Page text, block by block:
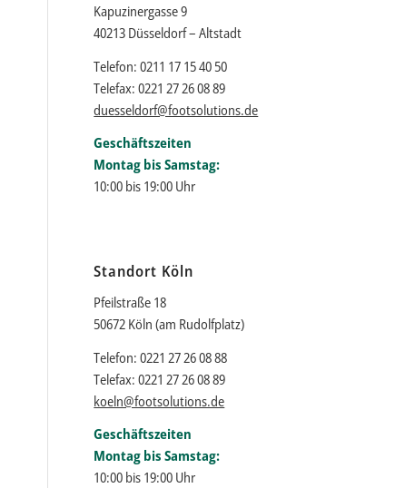
Kapuzinergasse 9
40213 Düsseldorf – Altstadt
Telefon: 0211 17 15 40 50
Telefax: 0221 27 26 08 89
duesseldorf@footsolutions.de
Geschäftszeiten
Montag bis Samstag:
10:00 bis 19:00 Uhr
Standort Köln
Pfeilstraße 18
50672 Köln (am Rudolfplatz)
Telefon: 0221 27 26 08 88
Telefax: 0221 27 26 08 89
koeln@footsolutions.de
Geschäftszeiten
Montag bis Samstag:
10:00 bis 19:00 Uhr